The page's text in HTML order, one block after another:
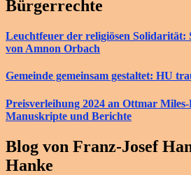
Bürgerrechte
Leuchtfeuer der religiösen Solidarität:
von Amnon Orbach
Gemeinde gemeinsam gestaltet: HU
Preisverleihung 2024 an Ottmar
Manuskripte und Berichte
Blog von Franz-Josef
Hanke